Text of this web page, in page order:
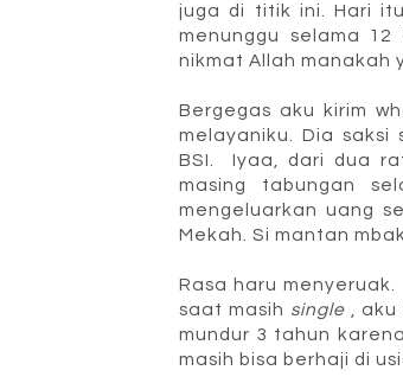
juga di titik ini. Hari
menunggu selama
nikmat Allah manakah
Bergegas aku kirim
melayaniku. Dia
BSI. Iyaa, dari dua
masing tabungan
mengeluarkan uang
Mekah. Si mantan
Rasa haru
saat masih single ,
mundur 3 tahun
masih bisa berhaji di